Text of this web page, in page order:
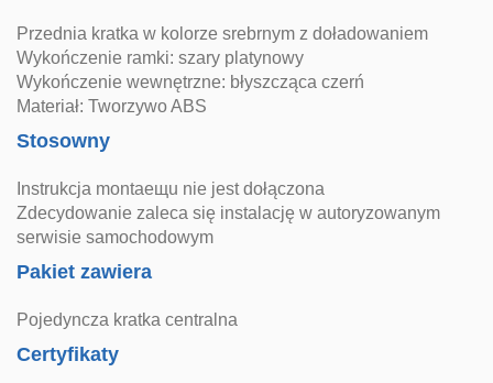
Przednia kratka w kolorze srebrnym z doładowaniem
Wykończenie ramki: szary platynowy
Wykończenie wewnętrzne: błyszcząca czerń
Materiał: Tworzywo ABS
Stosowny
Instrukcja montaещu nie jest dołączona
Zdecydowanie zaleca się instalację w autoryzowanym
serwisie samochodowym
Pakiet zawiera
Pojedyncza kratka centralna
Certyfikaty